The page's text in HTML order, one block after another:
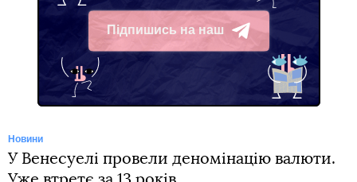
Підпишись на наш
Telegram
Новини
У Венесуелі провели деномінацію валюти.